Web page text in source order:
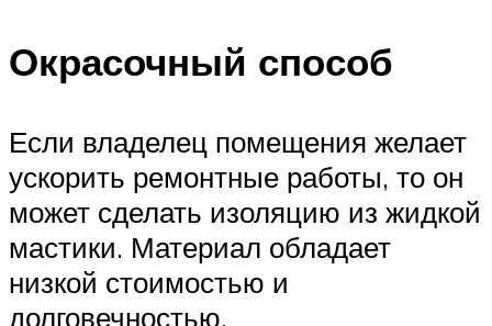
Окрасочный способ
Если владелец помещения желает
ускорить ремонтные работы, то он
может сделать изоляцию из жидкой
мастики. Материал обладает
низкой стоимостью и
долговечностью.